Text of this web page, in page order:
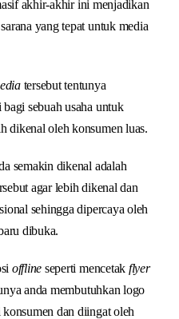
akhir-akhir ini menjadikan
yang tepat untuk media
tersebut tentunya
sebuah usaha untuk
dikenal oleh konsumen luas.
semakin dikenal adalah
agar lebih dikenal dan
sehingga dipercaya oleh
dibuka.
offline seperti mencetak flyer
anda membutuhkan logo
dan diingat oleh